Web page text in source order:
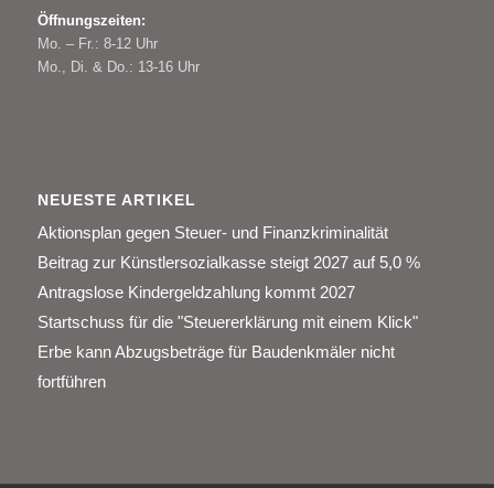
Öffnungszeiten:
Mo. – Fr.: 8-12 Uhr
Mo., Di. & Do.: 13-16 Uhr
NEUESTE ARTIKEL
Aktionsplan gegen Steuer- und Finanzkriminalität
Beitrag zur Künstlersozialkasse steigt 2027 auf 5,0 %
Antragslose Kindergeldzahlung kommt 2027
Startschuss für die "Steuererklärung mit einem Klick"
Erbe kann Abzugsbeträge für Baudenkmäler nicht
fortführen